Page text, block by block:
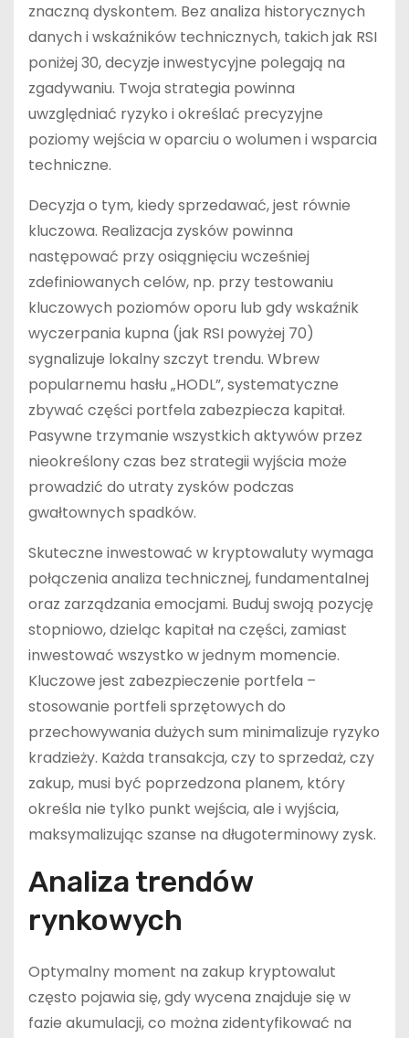
znaczną dyskontem. Bez analiza historycznych
danych i wskaźników technicznych, takich jak RSI
poniżej 30, decyzje inwestycyjne polegają na
zgadywaniu. Twoja strategia powinna
uwzględniać ryzyko i określać precyzyjne
poziomy wejścia w oparciu o wolumen i wsparcia
techniczne.
Decyzja o tym, kiedy sprzedawać, jest równie
kluczowa. Realizacja zysków powinna
następować przy osiągnięciu wcześniej
zdefiniowanych celów, np. przy testowaniu
kluczowych poziomów oporu lub gdy wskaźnik
wyczerpania kupna (jak RSI powyżej 70)
sygnalizuje lokalny szczyt trendu. Wbrew
popularnemu hasłu „HODL”, systematyczne
zbywać części portfela zabezpiecza kapitał.
Pasywne trzymanie wszystkich aktywów przez
nieokreślony czas bez strategii wyjścia może
prowadzić do utraty zysków podczas
gwałtownych spadków.
Skuteczne inwestować w kryptowaluty wymaga
połączenia analiza technicznej, fundamentalnej
oraz zarządzania emocjami. Buduj swoją pozycję
stopniowo, dzieląc kapitał na części, zamiast
inwestować wszystko w jednym momencie.
Kluczowe jest zabezpieczenie portfela –
stosowanie portfeli sprzętowych do
przechowywania dużych sum minimalizuje ryzyko
kradzieży. Każda transakcja, czy to sprzedaż, czy
zakup, musi być poprzedzona planem, który
określa nie tylko punkt wejścia, ale i wyjścia,
maksymalizując szanse na długoterminowy zysk.
Analiza trendów
rynkowych
Optymalny moment na zakup kryptowalut
często pojawia się, gdy wycena znajduje się w
fazie akumulacji, co można zidentyfikować na